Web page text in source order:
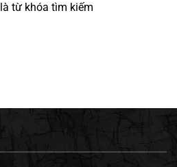
là từ khóa tìm kiếm